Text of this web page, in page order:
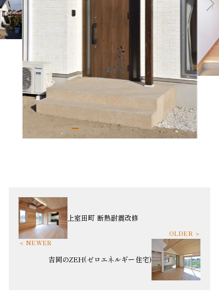
上室田町 断熱耐震改修
吉岡のZEH(ゼロエネルギー住宅)